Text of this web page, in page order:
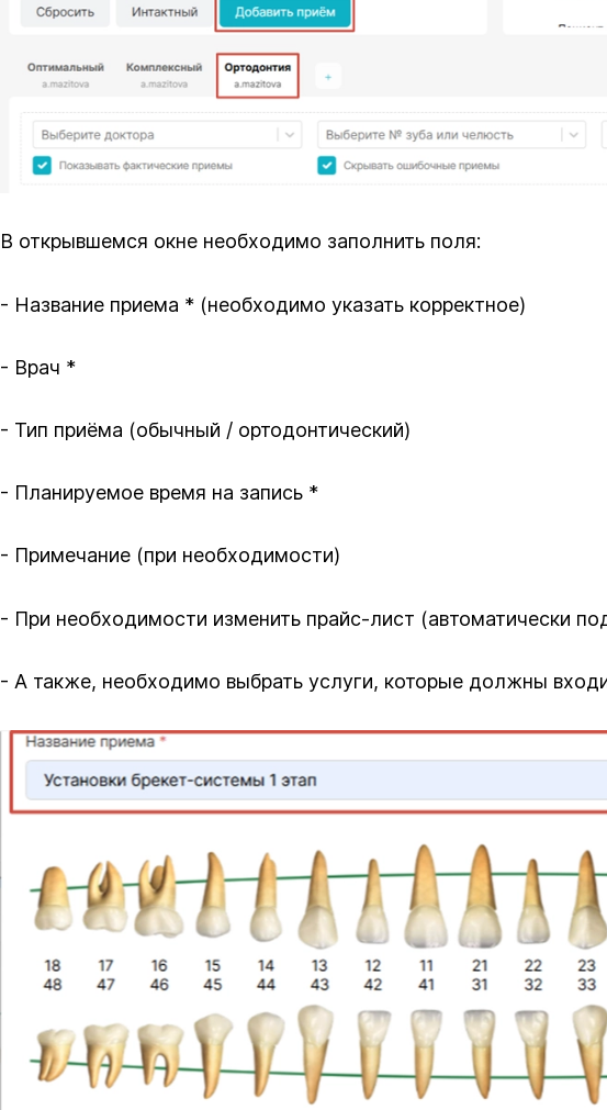
В открывшемся окне необходимо заполнить поля:
- Название приема * (необходимо указать корректное)
- Врач *
- Тип приёма (обычный / ортодонтический)
- Планируемое время на запись *
- Примечание (при необходимости)
- При необходимости изменить прайс-лист (автоматически
- А также, необходимо выбрать услуги, которые должны